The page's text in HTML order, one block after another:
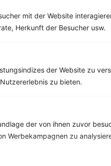
mit der Website
Herkunft der Besucher usw.
der Website zu
zu bieten.
der von ihnen zuvor
Werbekampagnen zu